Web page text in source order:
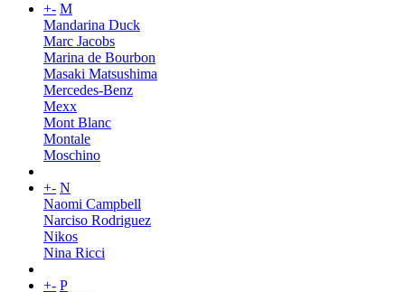
+- M
Mandarina Duck
Marc Jacobs
Marina de Bourbon
Masaki Matsushima
Mercedes-Benz
Mexx
Mont Blanc
Montale
Moschino
+- N
Naomi Campbell
Narciso Rodriguez
Nikos
Nina Ricci
+- P